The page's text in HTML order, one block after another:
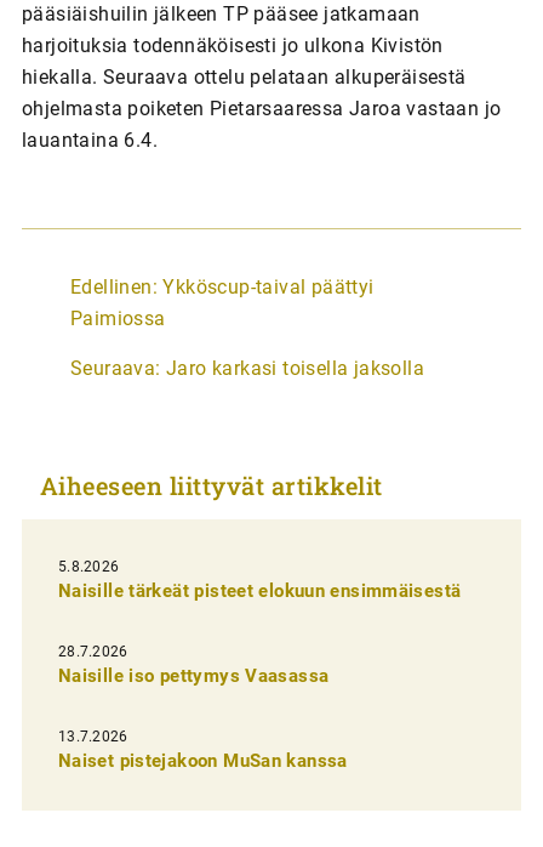
pääsiäishuilin jälkeen TP pääsee jatkamaan
harjoituksia todennäköisesti jo ulkona Kivistön
hiekalla. Seuraava ottelu pelataan alkuperäisestä
ohjelmasta poiketen Pietarsaaressa Jaroa vastaan jo
lauantaina 6.4.
A
r
i
e
i
e
n
s
e
l
Edellinen: Ykköscup-taival päättyi
Paimiossa
Seuraava: Jaro karkasi toisella jaksolla
Aiheeseen liittyvät artikkelit
5.8.2026
Naisille tärkeät pisteet elokuun ensimmäisestä
28.7.2026
Naisille iso pettymys Vaasassa
13.7.2026
Naiset pistejakoon MuSan kanssa